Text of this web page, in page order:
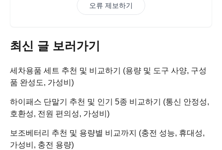
오류 제보하기
최신 글 보러가기
세차용품 세트 추천 및 비교하기 (용량 및 도구 사양, 구성
품 완성도, 가성비)
하이패스 단말기 추천 및 인기 5종 비교하기 (통신 안정성,
호환성, 전원 편의성, 가성비)
보조베터리 추천 및 용량별 비교까지 (충전 성능, 휴대성,
가성비, 충전 용량)